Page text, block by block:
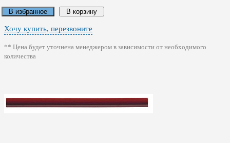
В избранное В корзину
Хочу купить, перезвоните
** Цена будет уточнена менеджером в зависимости от необходимого
количества